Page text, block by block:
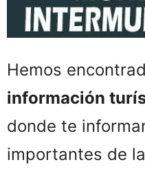
Hemos
información
donde te
importantes de